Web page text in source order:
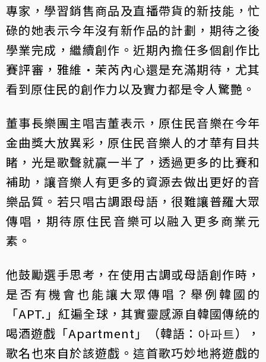
專家，學習銷售商品及直播帶貨的新技能，忙
碌的她表示今年沒有新作品的計劃，期待之後
學業完成，繼續創作。近期內擔任多個創作比
賽評審，雅維·茉芮內心還是充滿期待，尤其
看到原住民的創作力以及實力都是令人驚艷。
董事長樂團主唱吉董表示，原住民音樂在今年
金曲獎大放異彩，原住民音樂人的才華有目共
睹，光是歌聲就贏一半了，透過更多的比賽和
補助，讓音樂人有更多的資源去做出更好的音
樂品質。若只唱古調跟母語，很難讓普羅大眾
傳唱，期待原住民音樂可以融入更多商業元
素。
他鼓勵選手思考，在使用古調或母語創作時，
是否有機會也能讓大眾傳唱？舉例韓國的
「APT.」紅遍全球，其實靈感源自韓國傳統的
喝酒遊戲「Apartment」（韓語：아파트），
歌名也來自於該遊戲。這首歌巧妙地將遊戲的